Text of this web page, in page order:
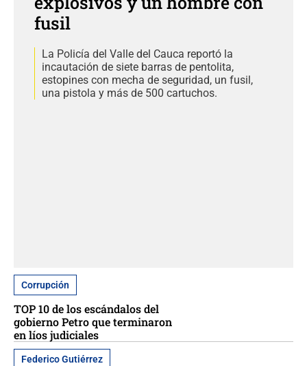
fusil
La Policía del Valle del Cauca reportó la
incautación de siete barras de pentolita,
estopines con mecha de seguridad, un fusil,
una pistola y más de 500 cartuchos.
Corrupción
TOP 10 de los escándalos del
gobierno Petro que terminaron
en líos judiciales
Federico Gutiérrez